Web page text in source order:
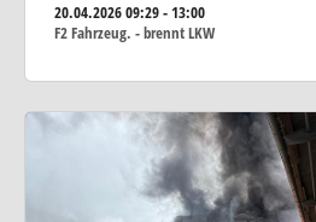
20.04.202609:29 - 13:00
F2 Fahrzeug. - brennt LKW